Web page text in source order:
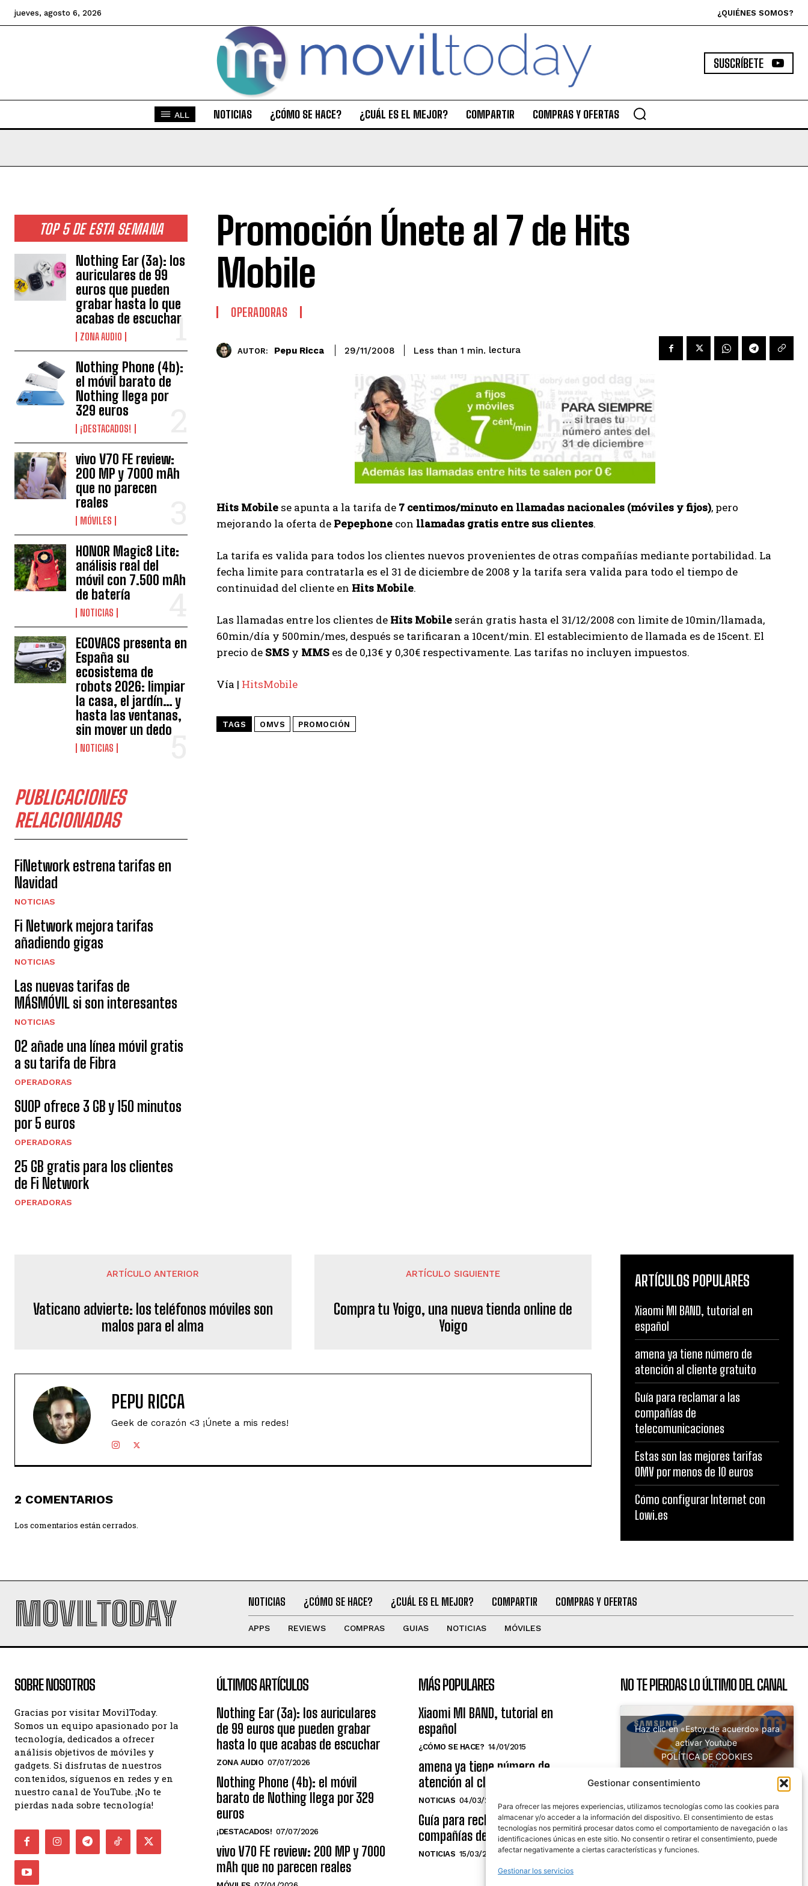
Gestionar consentimiento
Para ofrecer las mejores experiencias, utilizamos tecnologías como las cookies para
almacenar y/o acceder a la información del dispositivo. El consentimiento de estas
tecnologías nos permitirá procesar datos como el comportamiento de navegación o las
identificaciones únicas en este sitio. No consentir o retirar el consentimiento, puede
afectar negativamente a ciertas características y funciones.
Gestionar los servicios
jueves, agosto 6, 2026 ¿QUIÉNES SOMOS?
SUSCRÍBETE
ALL NOTICIAS ¿CÓMO SE HACE? ¿CUÁL ES EL MEJOR? COMPARTIR COMPRAS Y OFERTAS
TOP 5 DE ESTA SEMANA
Nothing Ear (3a): los
auriculares de 99
euros que pueden
grabar hasta lo que
acabas de escuchar
ZONA AUDIO
Nothing Phone (4b):
el móvil barato de
Nothing llega por
329 euros
¡DESTACADOS!
vivo V70 FE review:
200 MP y 7000 mAh
que no parecen
reales
MÓVILES
HONOR Magic8 Lite:
análisis real del
móvil con 7.500 mAh
de batería
NOTICIAS
ECOVACS presenta en
España su
ecosistema de
robots 2026: limpiar
la casa, el jardín… y
hasta las ventanas,
sin mover un dedo
NOTICIAS
PUBLICACIONES
RELACIONADAS
FiNetwork estrena tarifas en
Navidad
NOTICIAS
Fi Network mejora tarifas
añadiendo gigas
NOTICIAS
Las nuevas tarifas de
MÁSMÓVIL si son interesantes
NOTICIAS
O2 añade una línea móvil gratis
a su tarifa de Fibra
OPERADORAS
SUOP ofrece 3 GB y 150 minutos
por 5 euros
OPERADORAS
25 GB gratis para los clientes
de Fi Network
OPERADORAS
Promoción Únete al 7 de Hits
Mobile
OPERADORAS
AUTOR: Pepu Ricca 29/11/2008 Less than 1 min. lectura
Hits Mobile se apunta a la tarifa de 7 centimos/minuto en llamadas nacionales (móviles y fijos), pero
mejorando la oferta de Pepephone con llamadas gratis entre sus clientes.
La tarifa es valida para todos los clientes nuevos provenientes de otras compañías mediante portabilidad. La
fecha limite para contratarla es el 31 de diciembre de 2008 y la tarifa sera valida para todo el tiempo de
continuidad del cliente en Hits Mobile.
Las llamadas entre los clientes de Hits Mobile serán gratis hasta el 31/12/2008 con limite de 10min/llamada,
60min/día y 500min/mes, después se tarificaran a 10cent/min. El establecimiento de llamada es de 15cent. El
precio de SMS y MMS es de 0,13€ y 0,30€ respectivamente. Las tarifas no incluyen impuestos.
Vía | HitsMobile
TAGS OMVS PROMOCIÓN
ARTÍCULO ANTERIOR
Vaticano advierte: los teléfonos móviles son
malos para el alma
ARTÍCULO SIGUIENTE
Compra tu Yoigo, una nueva tienda online de
Yoigo
PEPU RICCA
Geek de corazón <3 ¡Únete a mis redes!
2 COMENTARIOS
Los comentarios están cerrados.
ARTÍCULOS POPULARES
Xiaomi MI BAND, tutorial en
español
amena ya tiene número de
atención al cliente gratuito
Guía para reclamar a las
compañías de
telecomunicaciones
Estas son las mejores tarifas
OMV por menos de 10 euros
Cómo configurar Internet con
Lowi.es
MOVILTODAY NOTICIAS ¿CÓMO SE HACE? ¿CUÁL ES EL MEJOR? COMPARTIR COMPRAS Y OFERTAS
APPS REVIEWS COMPRAS GUIAS NOTICIAS MÓVILES
SOBRE NOSOTROS
Gracias por visitar MovilToday.
Somos un equipo apasionado por la
tecnología, dedicados a ofrecer
análisis objetivos de móviles y
gadgets. Si disfrutas de nuestros
contenidos, síguenos en redes y en
nuestro canal de YouTube. ¡No te
pierdas nada sobre tecnología!
ÚLTIMOS ARTÍCULOS
Nothing Ear (3a): los auriculares
de 99 euros que pueden grabar
hasta lo que acabas de escuchar
ZONA AUDIO 07/07/2026
Nothing Phone (4b): el móvil
barato de Nothing llega por 329
euros
¡DESTACADOS! 07/07/2026
vivo V70 FE review: 200 MP y 7000
mAh que no parecen reales
MÁS POPULARES
Xiaomi MI BAND, tutorial en
español
¿CÓMO SE HACE? 14/01/2015
amena ya tiene número de
atención al cliente gratuito
NOTICIAS 04/03/2014
Guía para reclamar a las
compañías de telecomunicaciones
NOTICIAS 15/03/2009
NO TE PIERDAS LO ÚLTIMO DEL CANAL
Haz clic en «Estoy de acuerdo» para
activar Youtube
POLÍTICA DE COOKIES
Estoy de acuerdo